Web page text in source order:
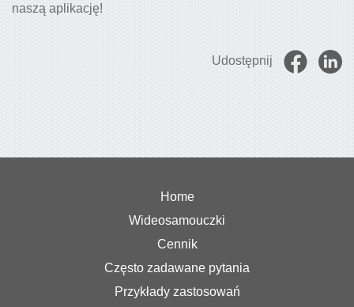
naszą aplikację!
Udostępnij
Home
Wideosamouczki
Cennik
Często zadawane pytania
Przykłady zastosowań